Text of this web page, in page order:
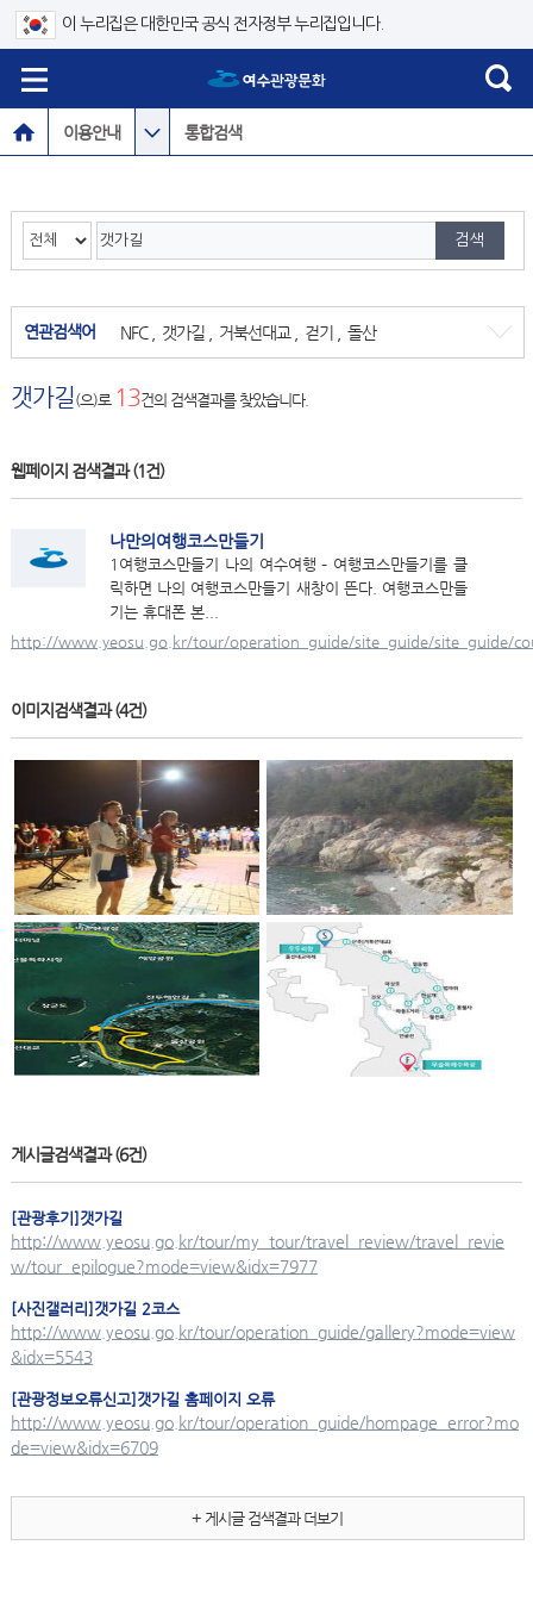
이 누리집은 대한민국 공식 전자정부 누리집입니다.
이용안내 통합검색
연관검색어 NFC, 갯가길, 거북선대교 걷기 돌산
갯가길 (으)로 13건의 검색결과를 찾았습니다.
웹페이지 검색결과(1건)
나만의여행코스만들기
1여행코스만들기 나의 여수여행 – 여행코스만들기를 클
릭하면 나의 여행코스만들기 새창이 뜬다. 여행코스만들
기는 휴대폰 본...
http://www.yeosu.go.kr/tour/operation_guide/site_guide/site_guide/
이미지검색결과(4건)
게시글검색결과(6건)
[관광후기] 갯가길
http://www.yeosu.go.kr/tour/my_tour/travel_review/travel_revie
w/tour_epilogue?mode=view&idx=7977
[사진갤러리] 갯가길 2코스
http://www.yeosu.go.kr/tour/operation_guide/gallery?mode=view
&idx=5543
[관광정보오류신고] 갯가길 홈페이지 오류
http://www.yeosu.go.kr/tour/operation_guide/hompage_error?mo
de=view&idx=6709
+ 게시글 검색결과 더보기